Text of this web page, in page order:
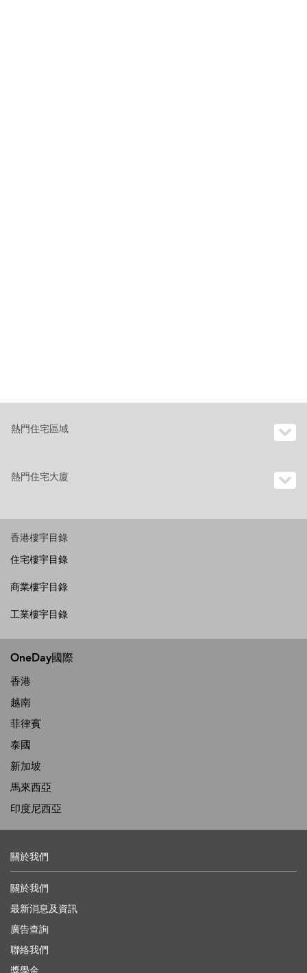
熱門住宅區域
熱門住宅大廈
香港樓宇目錄
住宅樓宇目錄
商業樓宇目錄
工業樓宇目錄
OneDay國際
香港
越南
菲律賓
泰國
新加坡
馬來西亞
印度尼西亞
關於我們
關於我們
最新消息及資訊
廣告查詢
聯絡我們